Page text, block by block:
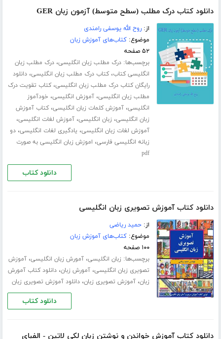
دانلود کتاب درک مطلب (سطح متوسط) آزمون زبان GER
از:روح الله یوسفی رامندی
موضوع:کتاب‌های آموزش زبان
۵۲ صفحه
برچسب‌ها:درک مطلب زبان انگلیسی،درک مطلب زبان
انگلیسی کتاب،کتاب درک مطلب زبان انگلیسی،دانلود
رایگان کتاب درک مطلب زبان انگلیسی،کتاب تقویت درک
مطلب زبان انگلیسی،آموزش انگلیسی، خودآموز
انگلیسی،آموزش کلمات زبان انگلیسی،کتاب آموزش
زبان انگلیسی، زبان انگلیسی،آموزش لغات انگلیسی،
آموزش لغات زبان انگلیسی، یادگیری لغات انگلیسی،دو
زبانه انگلیسی فارسی، اموزش زبان انگلیسی به صورت
pdf
دانلود کتاب
دانلود کتاب آموزش تصویری زبان انگلیسی
از:حمید ریاضی
موضوع:کتاب‌های آموزش زبان
۱۰۰ صفحه
برچسب‌ها: زبان انگلیسی،آمورش زبان انگلیسی،آموزش
تصویری زبان انگلیسی،آمورش زبان،دانلود کتاب آمورش
زبان،آموزش تصویری زبان،دانلود آموزش تصویری زبان
دانلود کتاب
دانلود کتاب آموزش خواندن و نوشتن زبان لکی لاتین - الفبای